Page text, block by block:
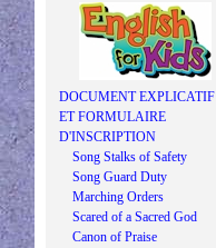
DOCUMENT EXPLICATIF
ET FORMULAIRE
D'INSCRIPTION
Song Stalks of Safety
Song Guard Duty
Marching Orders
Scared of a Sacred God
Canon of Praise